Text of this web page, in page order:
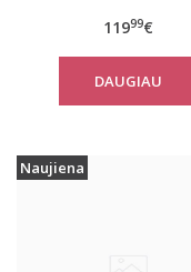
paltas Tom Tailor
29999
11999€
DAUGIAU
Naujiena